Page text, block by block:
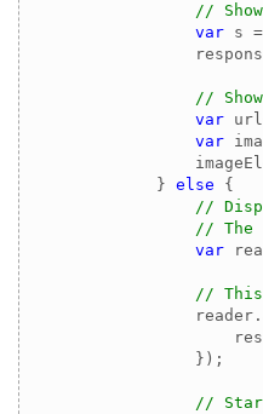
//
var s =
//
var
var
            }
else {
//
// The
var
// This
                });
//